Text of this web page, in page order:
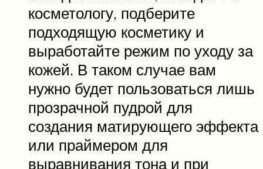
косметологу, подберите
подходящую косметику и
выработайте режим по уходу за
кожей. В таком случае вам
нужно будет пользоваться лишь
прозрачной пудрой для
создания матирующего эффекта
или праймером для
выравнивания тона и при